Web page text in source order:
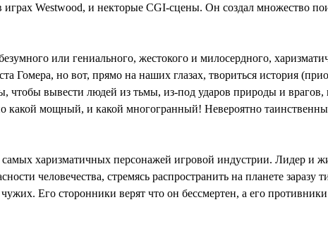
Westwood, и некторые CGI-сцены. Он создал множество
или гениального, жестокого и милосердного,
Гомера, но вот, прямо на наших глазах, твориться история
чтобы вывести людей из тьмы, из-под ударов природы и
мощный, и какой многогранный! Невероятно
харизматичных персонажей игровой индустрии. Лидер и
человечества, стремясь распространить на планете
Его сторонники верят что он бессмертен, а его